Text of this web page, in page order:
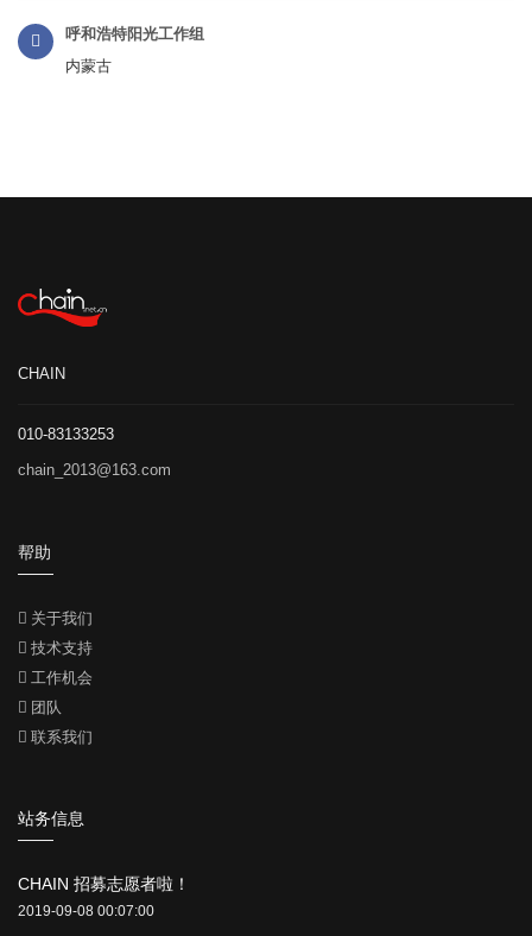
呼和浩特阳光工作组
内蒙古
CHAIN
010-83133253
chain_2013@163.com
帮助
关于我们
技术支持
工作机会
团队
联系我们
站务信息
CHAIN 招募志愿者啦！
2019-09-08 00:07:00